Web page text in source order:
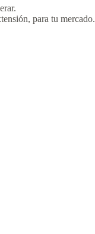
para tu mercado.